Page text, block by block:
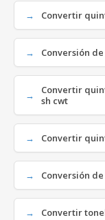
Convertir
Conversión
Convertir
sh cwt
Convertir
Conversión
Convertir